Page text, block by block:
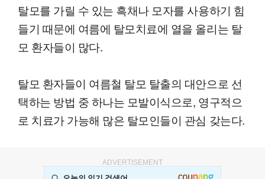
탈모를 가릴 수 있는 흑채나 모자를 사용하기 힘
들기 때문에 여름에 탈모치료에 열을 올리는 탈
모 환자들이 많다.
탈모 환자들이 여름철 탈모 탈출의 대안으로 선
택하는 방법 중 하나는 모발이식으로, 영구적으
로 치료가 가능해 많은 탈모인들이 관심 갖는다.
ADVERTISEMENT